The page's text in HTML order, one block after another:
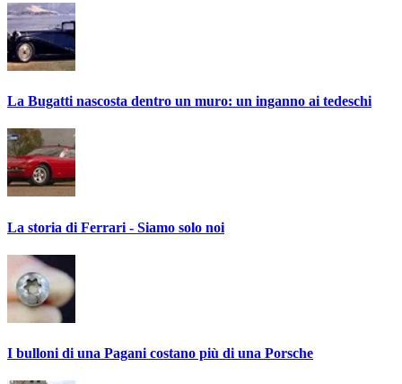
La Bugatti nascosta dentro un muro: un inganno ai tedeschi
La storia di Ferrari - Siamo solo noi
I bulloni di una Pagani costano più di una Porsche